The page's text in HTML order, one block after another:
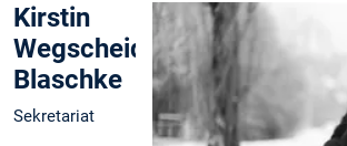
Kirstin
Wegscheider-
Blaschke
Sekretariat